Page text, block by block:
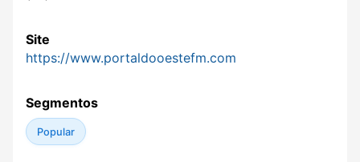
Site
https://www.portaldooestefm.com
Segmentos
Popular